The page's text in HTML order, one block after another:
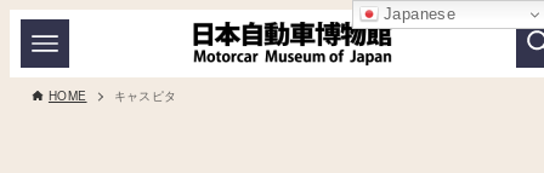
HOME キャスピタ
Japanese